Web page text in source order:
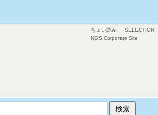
ちょい読み! SELECTION
NGS Corporate Site